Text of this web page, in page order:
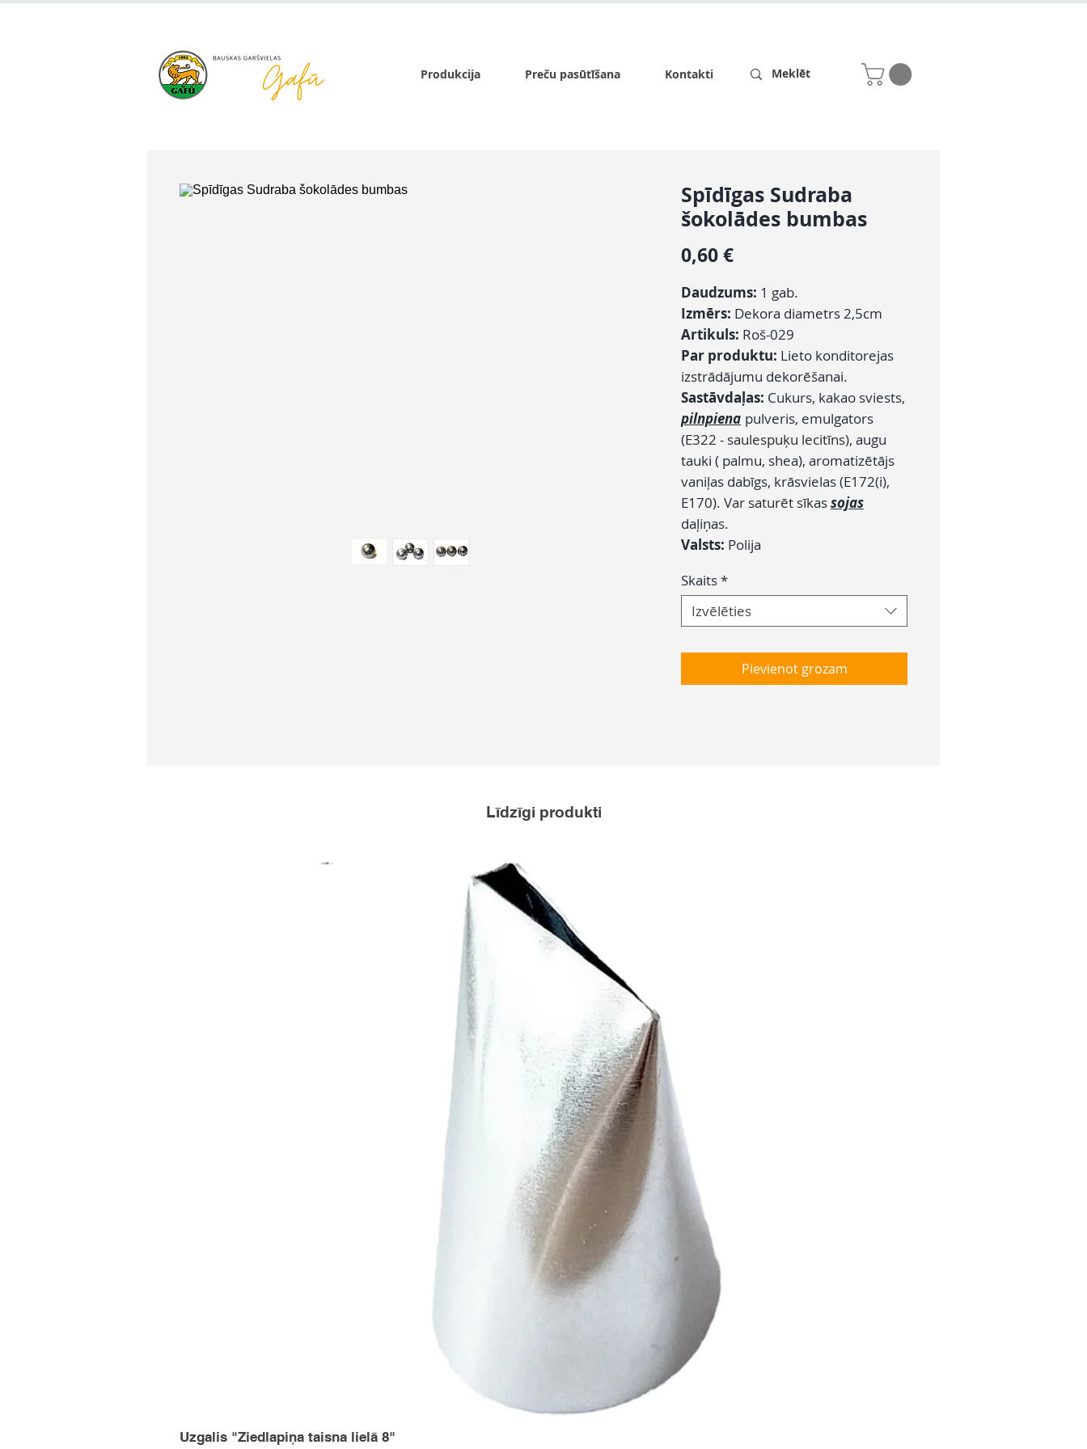
Produkcija Preču pasūtīšana Kontakti
Spīdīgas Sudraba
šokolādes bumbas
0,60 €Cena
Daudzums: 1 gab.
Izmērs: Dekora diametrs 2,5cm
Artikuls: Roš-029
Par produktu: Lieto konditorejas
izstrādājumu dekorēšanai.
Sastāvdaļas: Cukurs, kakao sviests,
pilnpiena pulveris, emulgators
(E322 - saulespuķu lecitīns), augu
tauki ( palmu, shea), aromatizētājs
vaniļas dabīgs, krāsvielas (E172(i),
E170). Var saturēt sīkassojas
daļiņas.
Valsts: Polija
Skaits*
Izvēlēties
Pievienot grozam
Līdzīgi produkti
Uzgalis "Ziedlapiņa taisna lielā 8"